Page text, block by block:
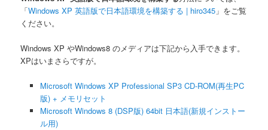
「Windows XP 英語版で日本語環境を構築する | hiro345 」をご覧
ください。
Windows XP やWindows8 のメディアは下記から入手できます。
XPはいまさらですが。
Microsoft Windows XP Professional SP3 CD-ROM(再生PC
版) + メモリセット
Microsoft Windows 8 (DSP版) 64bit 日本語(新規インストー
ル用)